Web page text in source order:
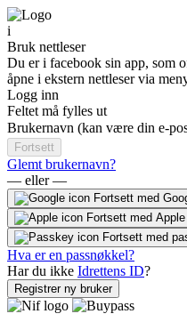
i
Bruk nettleser
Du er i facebook sin app, som
åpne i ekstern nettleser via
Logg inn
Feltet må fylles ut
Brukernavn (kan være din e-
Fortsett
Glemt brukernavn?
— eller —
Fortsett med
Fortsett med Apple
Fortsett med
Hva er en passnøkkel?
Har du ikke Idrettens ID?
Registrer ny bruker